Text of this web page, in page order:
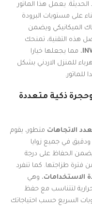
يعمل هذا الماتور
على مستويات البرودة
الميكانيكي ويضمن
هذه التقنية، تمنحك
، مما يجعلها خيارا
للمنزل الاردني بشكل
ذكية متعددة
الاتجاهات متطور، يقوم
ودقيق في جميع زوايا
يضمن الحفاظ على درجة
فترة طزاجتها. كما تنفرد
الاستخدامات، وهي
لتتناسب مع حفظ
السريع حسب احتياجاتك